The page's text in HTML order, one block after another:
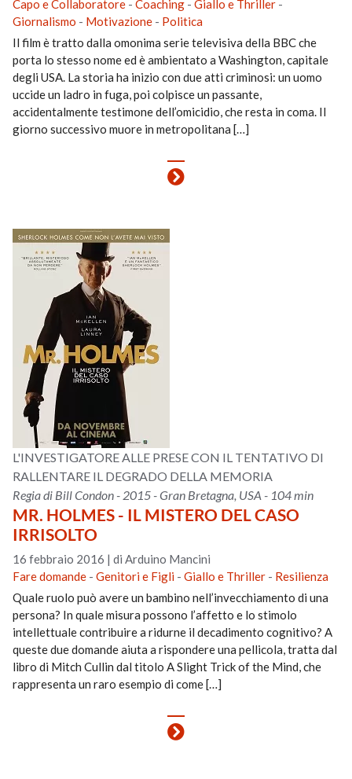
Capo e Collaboratore -Coaching -Giallo e Thriller -
Giornalismo - Motivazione - Politica
Il film è tratto dalla omonima serie televisiva della BBC che
porta lo stesso nome ed è ambientato a Washington, capitale
degli USA. La storia ha inizio con due atti criminosi: un uomo
uccide un ladro in fuga, poi colpisce un passante,
accidentalmente testimone dell’omicidio, che resta in coma. Il
giorno successivo muore in metropolitana […]
L'INVESTIGATORE ALLE PRESE CON IL TENTATIVO DI
RALLENTARE IL DEGRADO DELLA MEMORIA
Regia di Bill Condon - 2015 - Gran Bretagna, USA - 104 min
MR. HOLMES - IL MISTERO DEL CASO
IRRISOLTO
16 febbraio 2016 |di Arduino Mancini
Fare domande -Genitori e Figli -Giallo e Thriller - Resilienza
Quale ruolo può avere un bambino nell’invecchiamento di una
persona? In quale misura possono l’affetto e lo stimolo
intellettuale contribuire a ridurne il decadimento cognitivo? A
queste due domande aiuta a rispondere una pellicola, tratta dal
libro di Mitch Cullin dal titolo A Slight Trick of the Mind, che
rappresenta un raro esempio di come […]